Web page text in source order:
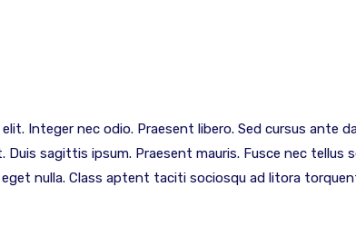
Integer nec odio. Praesent libero. Sed cursus ante
sagittis ipsum. Praesent mauris. Fusce nec tellus
nulla. Class aptent taciti sociosqu ad litora